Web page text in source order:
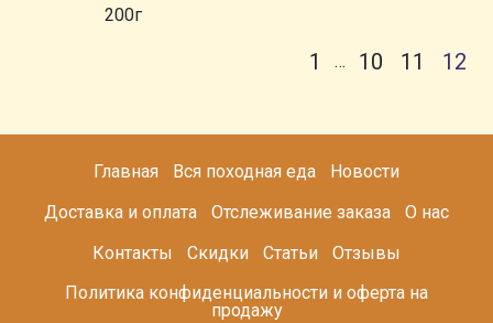
200г
1 … 10 11 12
Главная Вся походная еда
Новости
Доставка и оплата
Отслеживание заказа
О нас
Контакты
Скидки Статьи
Отзывы
Политика конфиденциальности и оферта на
продажу